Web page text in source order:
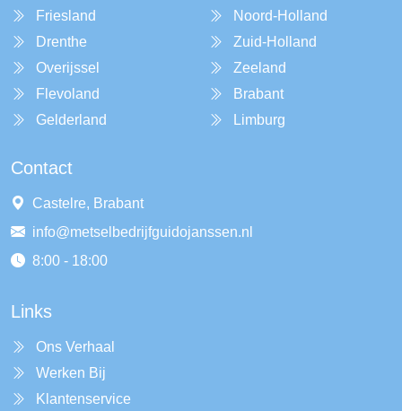
Friesland
Drenthe
Overijssel
Flevoland
Gelderland
Noord-Holland
Zuid-Holland
Zeeland
Brabant
Limburg
Contact
Castelre, Brabant
info@metselbedrijfguidojanssen.nl
8:00 - 18:00
Links
Ons Verhaal
Werken Bij
Klantenservice